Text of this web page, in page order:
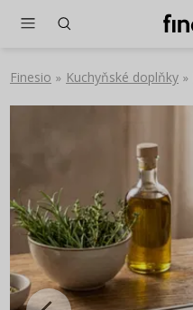
Finesio » Kuchyňské doplňky »